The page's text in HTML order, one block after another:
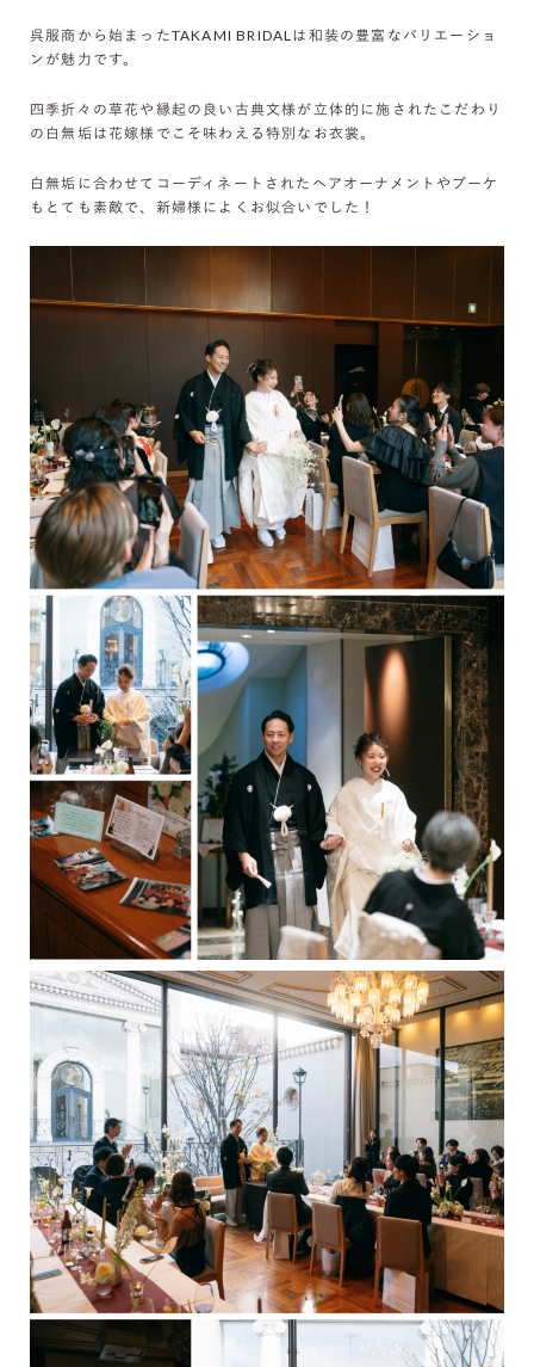
呉服商から始まったTAKAMI BRIDALは和装の豊富なバリエーショ
ンが魅力です。
四季折々の草花や縁起の良い古典文様が立体的に施されたこだわり
の白無垢は花嫁様でこそ味わえる特別なお衣裳。
白無垢に合わせてコーディネートされたヘアオーナメントやブーケ
もとても素敵で、新婦様によくお似合いでした！